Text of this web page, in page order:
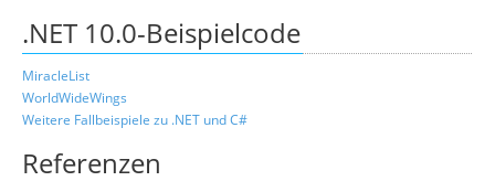
.NET 10.0-Beispielcode
MiracleList
WorldWideWings
Weitere Fallbeispiele zu .NET und C#
Referenzen